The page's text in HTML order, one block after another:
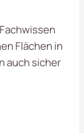
Flächen in
auch sicher